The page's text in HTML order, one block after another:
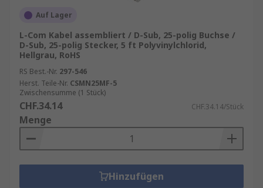
Auf Lager
L-Com Kabel assembliert / D-Sub, 25-polig Buchse /
D-Sub, 25-polig Stecker, 5 ft Polyvinylchlorid,
Hellgrau, RoHS
RS Best.-Nr. 297-546
Herst. Teile-Nr. CSMN25MF-5
Zwischensumme (1 Stück)
CHF.34.14 CHF.34.14/Stück
Menge
Hinzufügen